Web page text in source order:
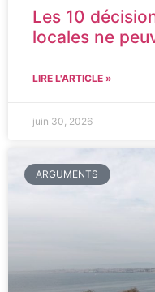
Les 10
locales ne
LIRE L'ARTICLE »
juin 30, 2026
ARGUMENTS